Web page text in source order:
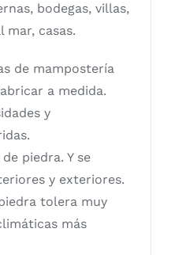
bodegas, villas,
casas.
de mampostería
a medida.
y
piedra. Y se
y exteriores.
tolera muy
más